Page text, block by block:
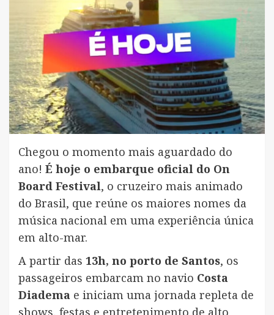
Chegou o momento mais aguardado do
ano! É hoje o embarque oficial do On
Board Festival, o cruzeiro mais animado
do Brasil, que reúne os maiores nomes da
música nacional em uma experiência única
em alto-mar.
A partir das 13h, no porto de Santos, os
passageiros embarcam no navio Costa
Diadema e iniciam uma jornada repleta de
shows, festas e entretenimento de alto